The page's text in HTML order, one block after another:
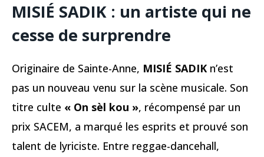
MISIÉ SADIK : un artiste qui ne
cesse de surprendre
Originaire de Sainte-Anne, MISIÉ SADIKn’est
pas un nouveau venu sur la scène musicale. Son
titre culte « On sèl kou », récompensé par un
prix SACEM, a marqué les esprits et prouvé son
talent de lyriciste. Entre reggae-dancehall,